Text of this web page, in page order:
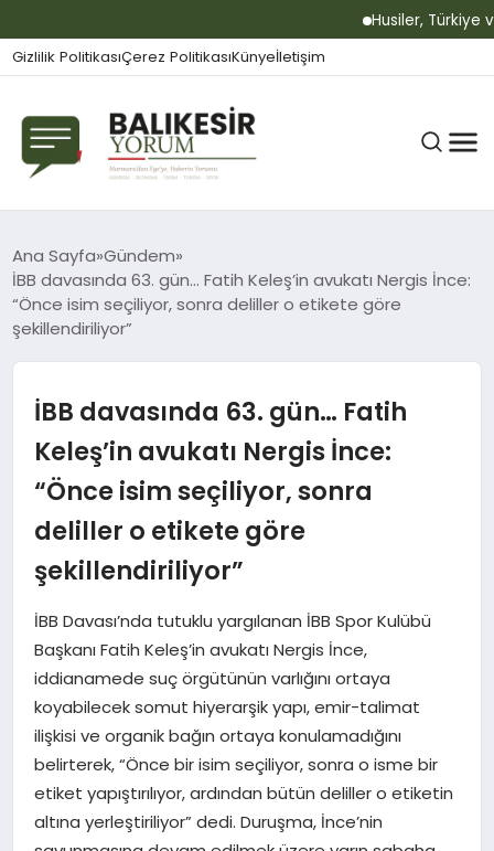
Husiler, Türkiye
Gizlilik PolitikasıÇerez PolitikasıKünyeİletişim
BALIKESIR
GÜNDEM
BÜLTEN
YURT
DIŞ
Ana Sayfa Gündem
İBB davasında 63. gün… Fatih Keleş’in avukatı Nergis İnce:
“Önce isim seçiliyor, sonra deliller o etikete göre
şekillendiriliyor”
İBB davasında 63. gün… Fatih
Keleş’in avukatı Nergis İnce:
“Önce isim seçiliyor, sonra
deliller o etikete göre
şekillendiriliyor”
İBB Davası’nda tutuklu yargılanan İBB Spor Kulübü
Başkanı Fatih Keleş’in avukatı Nergis İnce,
iddianamede suç örgütünün varlığını ortaya
koyabilecek somut hiyerarşik yapı, emir-talimat
ilişkisi ve organik bağın ortaya konulamadığını
belirterek, “Önce bir isim seçiliyor, sonra o isme bir
etiket yapıştırılıyor, ardından bütün deliller o etiketin
altına yerleştiriliyor” dedi. Duruşma, İnce’nin